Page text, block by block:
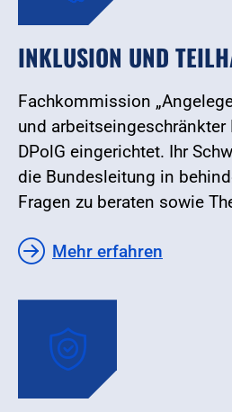
INKLUSION UND
Fachkommission
und arbeitseingeschränkter
DPolG eingerichtet. Ihr
die Bundesleitung in
Fragen zu beraten sowie
Mehr erfahren